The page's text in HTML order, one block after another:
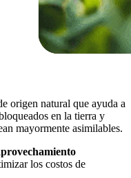
origen natural que ayuda a
en la tierra y
mayormente asimilables.
los costos de